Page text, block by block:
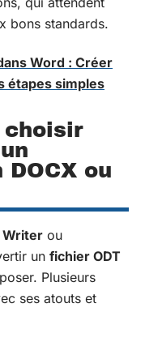
bons standards.
Word : Créer
étapes simples
choisir
ou
Writer ou
un fichier ODT
Plusieurs
ses atouts et